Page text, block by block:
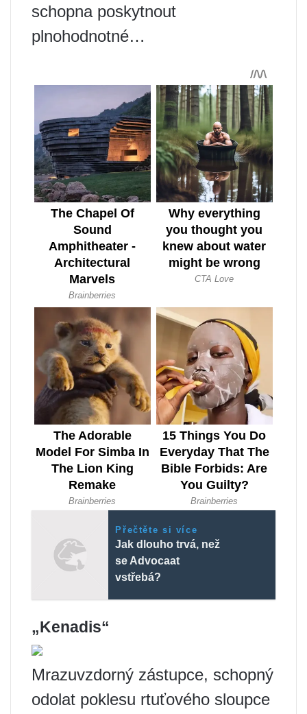
schopna poskytnout
plnohodnotné…
Přečtěte si více
Jak dlouho trvá, než
se Advocaat
vstřebá?
„Kenadis“
Mrazuvzdorný zástupce, schopný
odolat poklesu rtuťového sloupce